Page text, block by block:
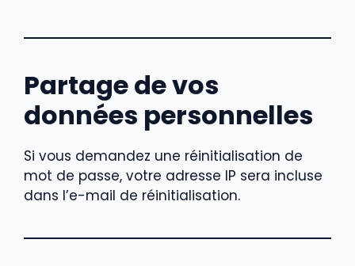
Partage de vos
données personnelles
Si vous demandez une réinitialisation de
mot de passe, votre adresse IP sera incluse
dans l’e-mail de réinitialisation.